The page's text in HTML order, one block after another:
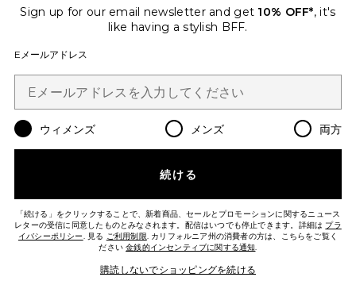
Genova Low Rise Petite
Bootcut Jean
$248
Favorite 90'S ストレートレッグ
Sign up for our email newsletter and get 10% OFF*, it's
like having a stylish BFF.
Eメールアドレス
ウィメンズ メンズ 両方
続ける
「続ける」をクリックすることで、新着商品、セールとプロモーションに関するニュース
レターの受信に同意したものとみなされます。配信はいつでも停止できます。詳細は プラ
イバシーポリシー. 見る ご利用制限. カリフォルニア州の消費者の方は、こちらをご覧く
ださい金銭的インセンティブに関する通知.
購読しないでショッピングを続ける